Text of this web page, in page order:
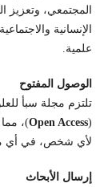
المجتمعي، وتعزيز
الإنسانية
علمية.
الوصول المفتوح
تلتزم مجلة سبأ
(
Open Access)،
لأي شخص، في أي
إرسال الأبحاث